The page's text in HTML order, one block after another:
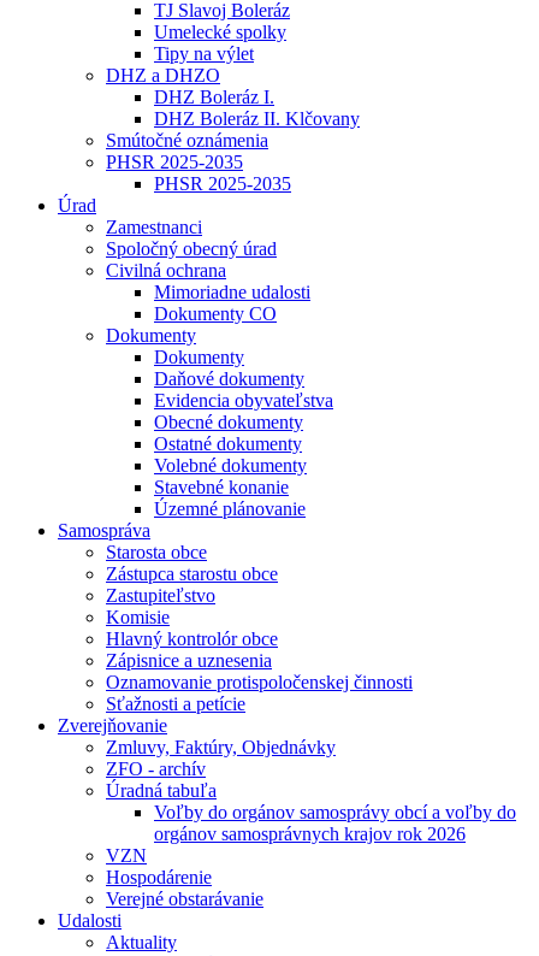
TJ Slavoj Boleráz
Umelecké spolky
Tipy na výlet
DHZ a DHZO
DHZ Boleráz I.
DHZ Boleráz II. Klčovany
Smútočné oznámenia
PHSR 2025-2035
PHSR 2025-2035
Úrad
Zamestnanci
Spoločný obecný úrad
Civilná ochrana
Mimoriadne udalosti
Dokumenty CO
Dokumenty
Dokumenty
Daňové dokumenty
Evidencia obyvateľstva
Obecné dokumenty
Ostatné dokumenty
Volebné dokumenty
Stavebné konanie
Územné plánovanie
Samospráva
Starosta obce
Zástupca starostu obce
Zastupiteľstvo
Komisie
Hlavný kontrolór obce
Zápisnice a uznesenia
Oznamovanie protispoločenskej činnosti
Sťažnosti a petície
Zverejňovanie
Zmluvy, Faktúry, Objednávky
ZFO - archív
Úradná tabuľa
Voľby do orgánov samosprávy obcí a voľby do
orgánov samosprávnych krajov rok 2026
VZN
Hospodárenie
Verejné obstarávanie
Udalosti
Aktuality